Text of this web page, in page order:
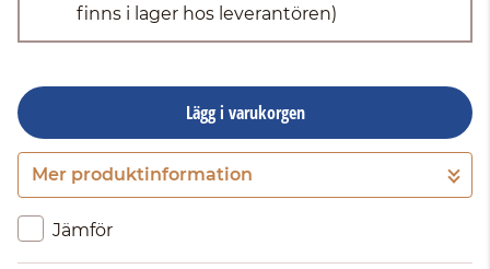
finns i lager hos leverantören)
Lägg i varukorgen
Gå till kassan
Mer produktinformation
Jämför